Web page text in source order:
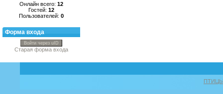
Онлайн всего: 12
Гостей: 12
Пользователей: 0
Форма входа
Войти через uID
Старая форма входа